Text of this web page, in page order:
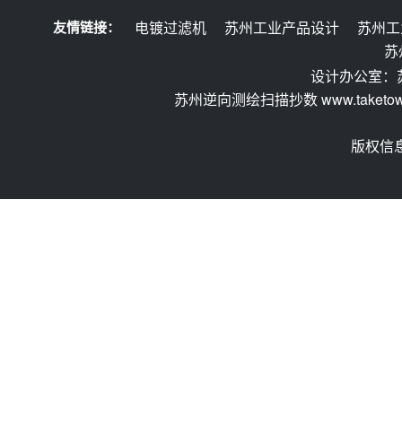
友情链接： 电镀过滤机 苏州工业产品设计
苏州
设计办公室
苏州逆向测绘扫描抄数
版权信